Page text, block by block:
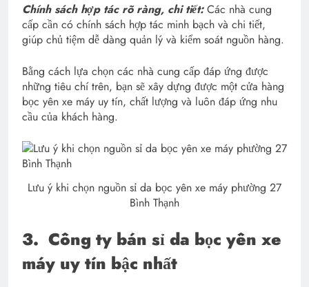
Chính sách hợp tác rõ ràng, chi tiết:Các nhà cung
cấp cần có chính sách hợp tác minh bạch và chi tiết,
giúp chủ tiệm dễ dàng quản lý và kiểm soát nguồn hàng.
Bằng cách lựa chọn các nhà cung cấp đáp ứng được
những tiêu chí trên, bạn sẽ xây dựng được một cửa hàng
bọc yên xe máy uy tín, chất lượng và luôn đáp ứng nhu
cầu của khách hàng.
Lưu ý khi chọn nguồn sỉ da bọc yên xe máy phường 27
Bình Thạnh
3. Công ty bán sỉ da bọc yên xe
máy uy tín bậc nhất